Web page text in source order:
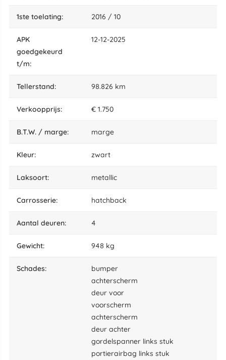
1ste toelating: 2016 / 10
APK
goedgekeurd
t/m:
12-12-2025
tellerstand: 98.826 km
Verkoopprijs: € 1.750
B.T.W. / marge: marge
kleur: zwart
laksoort: metallic
carrosserie: hatchback
aantal deuren: 4
gewicht: 948 kg
schades:
bumper
achterscherm
deur voor
voorscherm
achterscherm
deur achter
gordelspanner links stuk
portierairbag links stuk